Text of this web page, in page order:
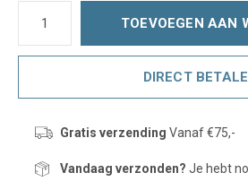
TOEVOEGEN AAN
DIRECT
Gratis verzending Vanaf €75,-
Vandaag verzonden? Je hebt